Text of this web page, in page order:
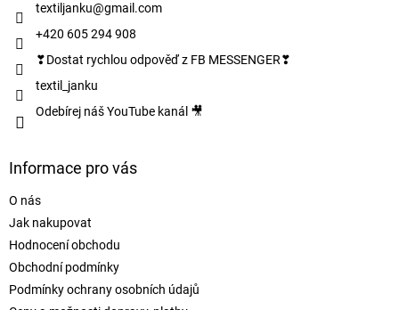
textiljanku@gmail.com
+420 605 294 908
❣Dostat rychlou odpověď z FB MESSENGER❣
textil_janku
Odebírej náš YouTube kanál 🎥
Informace pro vás
O nás
Jak nakupovat
Hodnocení obchodu
Obchodní podmínky
Podmínky ochrany osobních údajů